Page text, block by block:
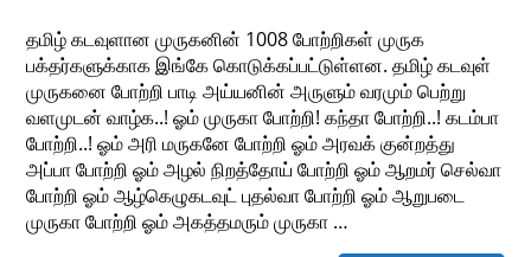
தமிழ் கடவுளான முருகனின் 1008 போற்றிகள் முருக
பக்தர்களுக்காக இங்கே கொடுக்கப்பட்டுள்ளன. தமிழ் கடவுள்
முருகனை போற்றி பாடி அய்யனின் அருளும் வரமும் பெற்று
வளமுடன் வாழ்க..! ஓம் முருகா போற்றி! கந்தா போற்றி..! கடம்பா
போற்றி..! ஓம் அரி மருகனே போற்றி ஓம் அரவக் குன்றத்து
அப்பா போற்றி ஓம் அழல் நிறத்தோய் போற்றி ஓம் ஆறமர் செல்வா
போற்றி ஓம் ஆழ்கெழுகடவுட் புதல்வா போற்றி ஓம் ஆறுபடை
முருகா போற்றி ஓம் அகத்தமரும் முருகா …